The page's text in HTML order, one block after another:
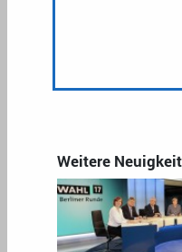
Weitere